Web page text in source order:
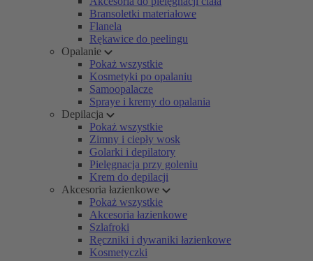
Bransoletki materiałowe
Flanela
Rękawice do peelingu
Opalanie
Pokaż wszystkie
Kosmetyki po opalaniu
Samoopalacze
Spraye i kremy do opalania
Depilacja
Pokaż wszystkie
Zimny i ciepły wosk
Golarki i depilatory
Pielęgnacja przy goleniu
Krem do depilacji
Akcesoria łazienkowe
Pokaż wszystkie
Akcesoria łazienkowe
Szlafroki
Ręczniki i dywaniki łazienkowe
Kosmetyczki